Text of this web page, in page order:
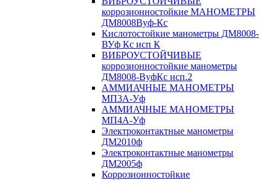
коррозионностойкие МАНОМЕТРЫ
ДМ8008Вуф-Кс
Кислотостойкие манометры ДМ8008-
ВУф Кс исп К
ВИБРОУСТОЙЧИВЫЕ
коррозионностойкие манометры
ДМ8008-ВуфКс исп.2
АММИАЧНЫЕ МАНОМЕТРЫ
МП3А-Уф
АММИАЧНЫЕ МАНОМЕТРЫ
МП4А-Уф
Электроконтактные манометры
ДМ2010ф
Электроконтактные манометры
ДМ2005ф
Коррозионностойкие